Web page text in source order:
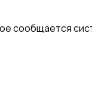
сообщается